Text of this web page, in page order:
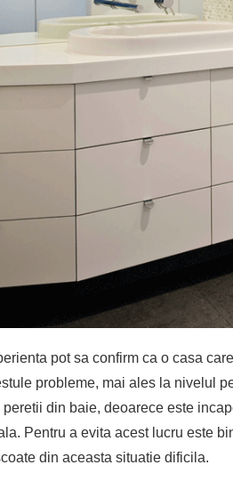
pot sa confirm ca o casa
probleme, mai ales la nivelul
peretii din baie, deoarece este
Pentru a evita acest lucru este
din aceasta situatie dificila.